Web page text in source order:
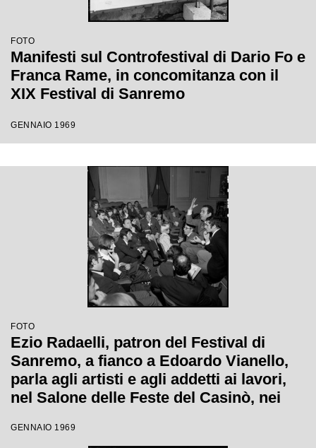
FOTO
Manifesti sul Controfestival di Dario Fo e
Franca Rame, in concomitanza con il
XIX Festival di Sanremo
GENNAIO 1969
FOTO
Ezio Radaelli, patron del Festival di
Sanremo, a fianco a Edoardo Vianello,
parla agli artisti e agli addetti ai lavori,
nel Salone delle Feste del Casinò, nei
GENNAIO 1969